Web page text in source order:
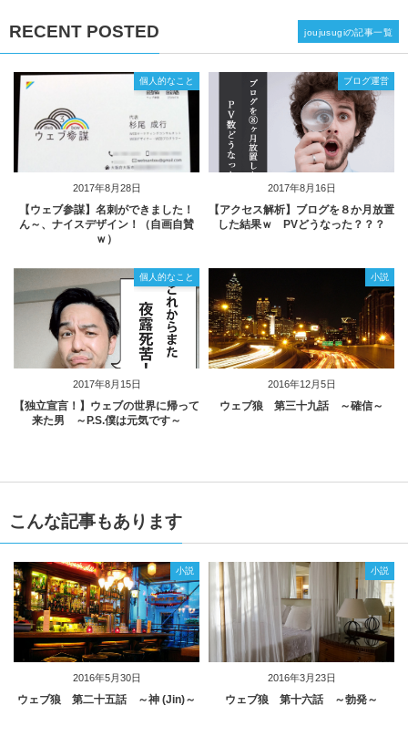
RECENT POSTED
2017年8月28日
個人的なこと
【ウェブ参謀】名刺ができました！
ん～、ナイスデザイン！（自画自賛
ｗ）
2017年8月16日
ブログ運営
【アクセス解析】ブログを８か月放置
した結果ｗ PVどうなった？？？
2017年8月15日
個人的なこと
【独立宣言！】ウェブの世界に帰って
来た男 ～P.S.僕は元気です～
2016年12月5日
小説
ウェブ狼 第三十九話 ～確信～
joujusugiの記事一覧
こんな記事もあります
2016年5月30日
小説
ウェブ狼 第二十五話 ～神 (Jin)～
2016年3月23日
小説
ウェブ狼 第十六話 ～勃発～